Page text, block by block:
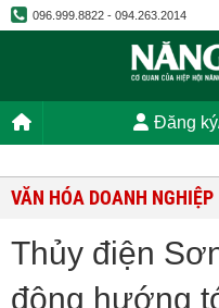
096.999.8822 - 094.263.2014
Đăng
VĂN HÓA DOANH NGHIỆP
Thủy điện
động hướng